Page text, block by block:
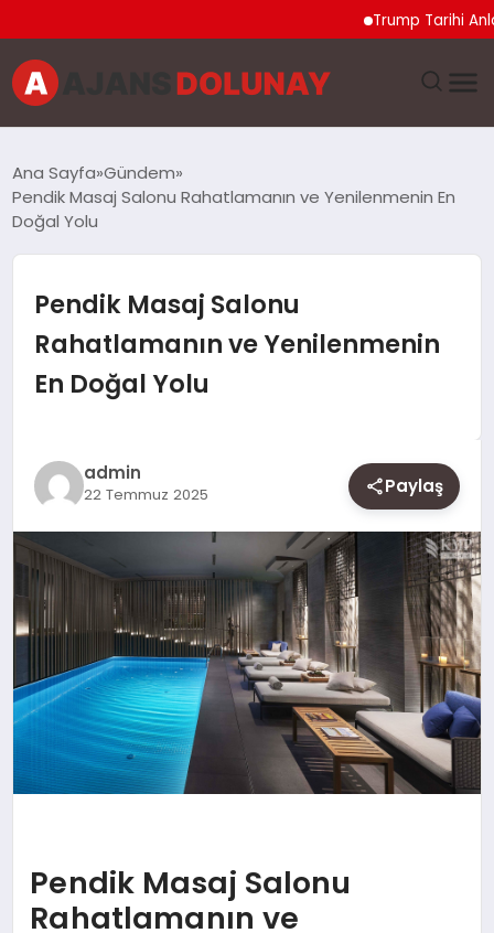
Trump Tarihi
EĞITIM
GÜNCEL
SAĞLIK
SIYASET
SPOR
YAŞAM
Ana Sayfa Gündem
Pendik Masaj Salonu Rahatlamanın ve Yenilenmenin En
Doğal Yolu
Pendik Masaj Salonu
Rahatlamanın ve Yenilenmenin
En Doğal Yolu
admin
22 Temmuz 2025 Paylaş
Pendik Masaj Salonu
Rahatlamanın ve